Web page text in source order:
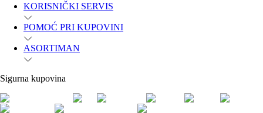
KORISNIČKI SERVIS
POMOĆ PRI KUPOVINI
ASORTIMAN
Sigurna kupovina